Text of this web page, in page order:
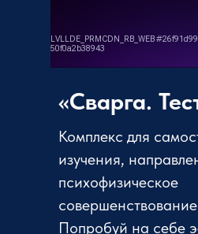
Комплекс для
изучения,
психофизическое
Попробуй на себе
«Сварга.